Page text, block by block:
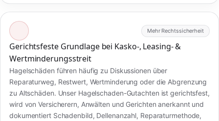
Mehr Rechtssicherheit
Gerichtsfeste Grundlage bei Kasko-, Leasing- &
Wertminderungsstreit
Hagelschäden führen häufig zu Diskussionen über
Reparaturweg, Restwert, Wertminderung oder die Abgrenzung
zu Altschäden. Unser Hagelschaden-Gutachten ist gerichtsfest,
wird von Versicherern, Anwälten und Gerichten anerkannt und
dokumentiert Schadenbild, Dellenanzahl, Reparaturmethode,